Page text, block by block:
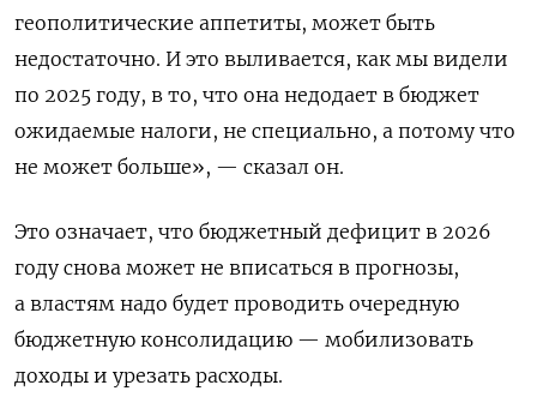
геополитические аппетиты, может быть
недостаточно. И это выливается, как мы видели
по 2025 году, в то, что она недодает в бюджет
ожидаемые налоги, не специально, а потому что
не может больше», — сказал он.
Это означает, что бюджетный дефицит в 2026
году снова может не вписаться в прогнозы,
а властям надо будет проводить очередную
бюджетную консолидацию — мобилизовать
доходы и урезать расходы.